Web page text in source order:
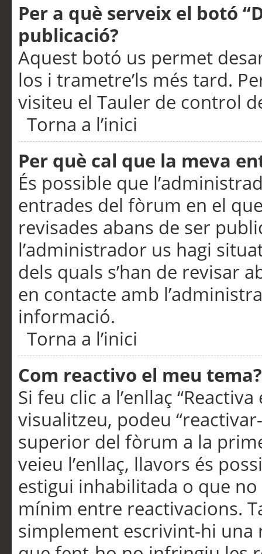
Per a què serveix el botó
publicació?
Aquest botó us permet
los i trametre’ls més tard.
visiteu el Tauler de control
Torna a l’inici
Per què cal que la meva
És possible que
entrades del fòrum en el
revisades abans de ser
l’administrador us hagi
dels quals s’han de revisar
en contacte amb
informació.
Torna a l’inici
Com reactivo el meu tema?
Si feu clic a l’enllaç
visualitzeu, podeu
superior del fòrum a la
veieu l’enllaç, llavors és
estigui inhabilitada o que
mínim entre reactivacions.
simplement escrivint-hi una